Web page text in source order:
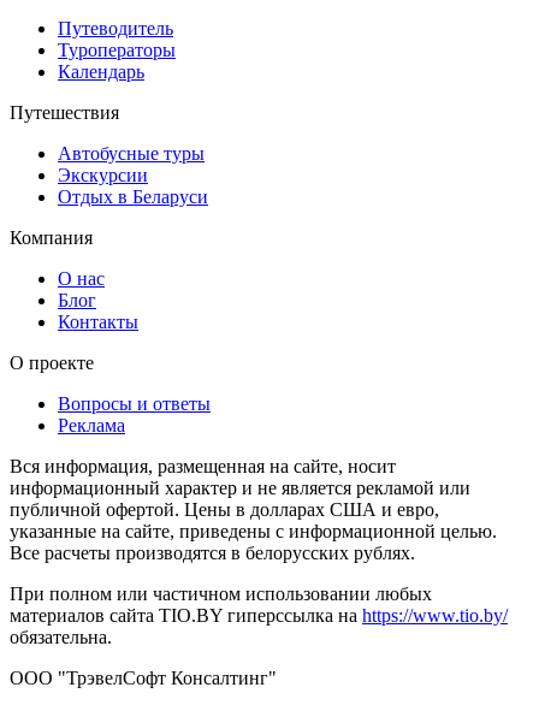
Путеводитель
Туроператоры
Календарь
Путешествия
Автобусные туры
Экскурсии
Отдых в Беларуси
Компания
О нас
Блог
Контакты
О проекте
Вопросы и ответы
Реклама
Вся информация, размещенная на сайте, носит
информационный характер и не является рекламой или
публичной офертой. Цены в долларах США и евро,
указанные на сайте, приведены с информационной целью.
Все расчеты производятся в белорусских рублях.
При полном или частичном использовании любых
материалов сайта TIO.BY гиперссылка на https://www.tio.by/
обязательна.
ООО "ТрэвелСофт Консалтинг"